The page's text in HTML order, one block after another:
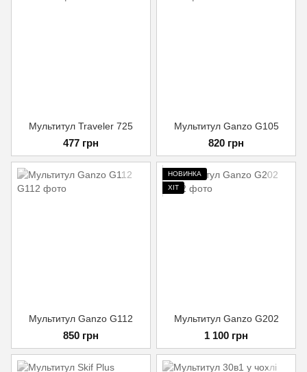
Мультитул Traveler 725
477 грн
Мультитул Ganzo G105
820 грн
Мультитул Ganzo G112
850 грн
НОВИНКА
ХІТ
Мультитул Ganzo G202
1 100 грн